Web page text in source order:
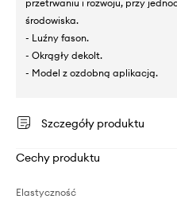
przetrwaniu i rozwoju, przy
środowiska.
- Luźny fason.
- Okrągły dekolt.
- Model z ozdobną aplikacją.
Szczegóły produktu
Cechy produktu
Elastyczność